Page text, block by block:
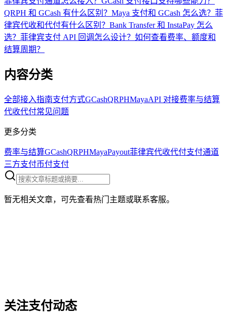
QRPH 和 GCash 有什么区别？ Maya 支付和 GCash 怎么选？ 菲
律宾代收和代付有什么区别？ Bank Transfer 和 InstaPay 怎么
选？ 菲律宾支付 API 回调怎么设计？ 如何查看费率、额度和
结算周期？
内容分类
全部接入指南支付方式GCashQRPHMayaAPI 对接费率与结算
代收代付常见问题
更多分类
费率与结算GCashQRPHMayaPayout菲律宾代收代付支付通道
三方支付币付支付
暂无相关文章，可先查看热门主题或联系客服。
关注支付动态